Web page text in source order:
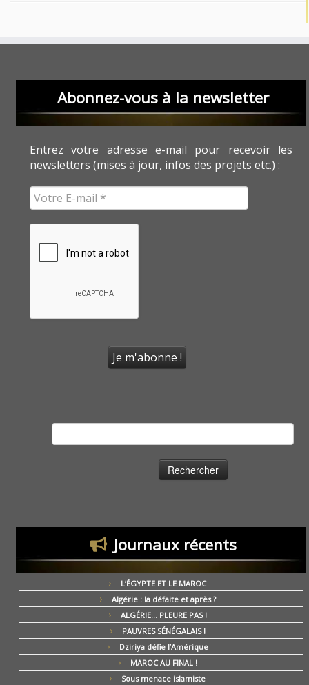
Abonnez-vous à la newsletter
Entrez votre adresse e-mail pour recevoir les
newsletters (mises à jour, infos des projets etc.) :
Journaux récents
L’ÉGYPTE ET LE MAROC
Algérie : la défaite et après ?
ALGÉRIE… PLEURE PAS !
PAUVRES SÉNÉGALAIS !
Dziriya défie l’Amérique
MAROC AU FINAL !
Sous menace islamiste